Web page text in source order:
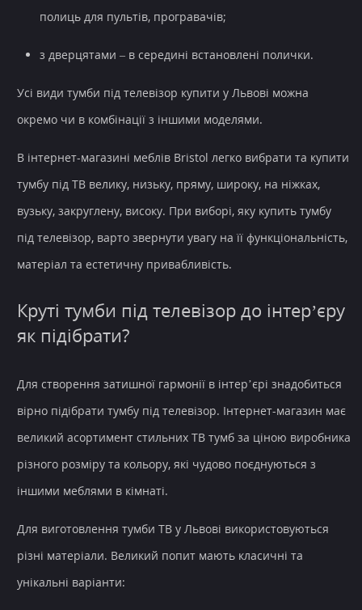
полиць для пультів, програвачів;
з дверцятами – в середині встановлені полички.
Усі види тумби під телевізор купити у Львові можна
окремо чи в комбінації з іншими моделями.
В інтернет-магазині меблів Bristol легко вибрати та купити
тумбу під ТВ велику, низьку, пряму, широку, на ніжках,
вузьку, закруглену, високу. При виборі, яку купить тумбу
під телевізор, варто звернути увагу на її функціональність,
матеріал та естетичну привабливість.
Круті тумби під телевізор до інтер’єру
як підібрати?
Для створення затишної гармонії в інтер’єрі знадобиться
вірно підібрати тумбу під телевізор. Інтернет-магазин має
великий асортимент стильних ТВ тумб за ціною виробника
різного розміру та кольору, які чудово поєднуються з
іншими меблями в кімнаті.
Для виготовлення тумби ТВ у Львові використовуються
різні матеріали. Великий попит мають класичні та
унікальні варіанти: